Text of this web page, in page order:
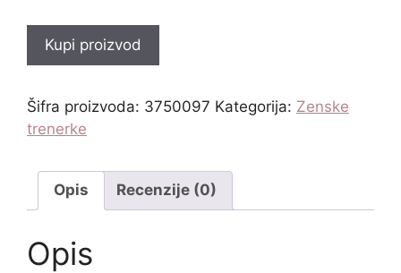
Kupi proizvod
Šifra proizvoda: 3750097 Kategorija: Zenske
trenerke
Opis Recenzije (0)
Opis